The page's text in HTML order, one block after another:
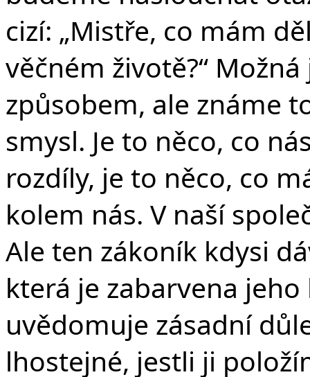
cizí: „Mistře, co mám
věčném životě?“
způsobem, ale známe
smysl. Je to něco, co
rozdíly, je to něco, co
kolem nás. V naší
Ale ten zákoník kdysi
která je zabarvena
uvědomuje zásadní
lhostejné, jestli ji